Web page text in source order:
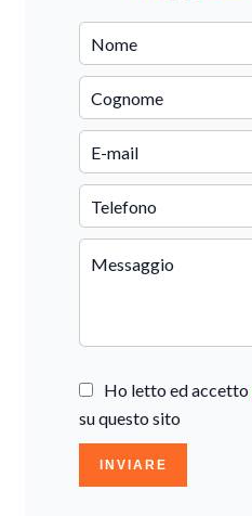
Ho letto ed accetto
su questo sito
INVIARE